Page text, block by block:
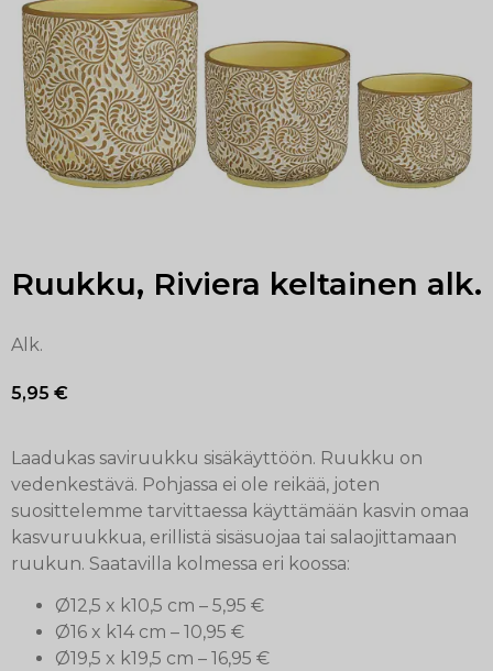
Ruukku, Riviera keltainen alk.
Alk.
5,95 €
Laadukas saviruukku sisäkäyttöön. Ruukku on
vedenkestävä. Pohjassa ei ole reikää, joten
suosittelemme tarvittaessa käyttämään kasvin omaa
kasvuruukkua, erillistä sisäsuojaa tai salaojittamaan
ruukun. Saatavilla kolmessa eri koossa:
Ø12,5 x k10,5 cm – 5,95 €
Ø16 x k14 cm – 10,95 €
Ø19,5 x k19,5 cm – 16,95 €